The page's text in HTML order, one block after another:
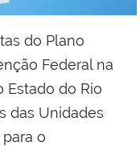
do Plano
Federal na
Estado do Rio
das Unidades
o